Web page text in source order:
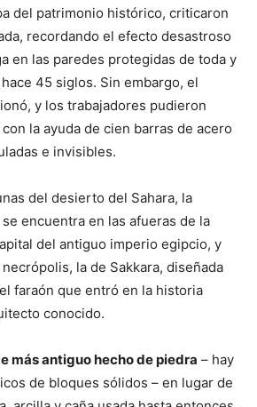
del patrimonio histórico, criticaron
recordando el efecto desastroso
en las paredes protegidas de toda y
45 siglos. Sin embargo, el
y los trabajadores pudieron
la ayuda de cien barras de acero
e invisibles.
del desierto del Sahara, la
se encuentra en las afueras de la
del antiguo imperio egipcio, y
la de Sakkara, diseñada
faraón que entró en la historia
conocido.
más antiguo hecho de piedra – hay
de bloques sólidos – en lugar de